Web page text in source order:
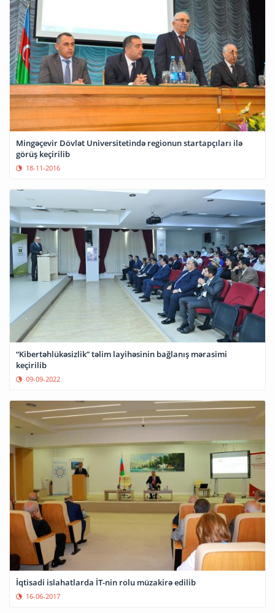
Mingəçevir Dövlət Universitetində regionun startapçıları ilə
görüş keçirilib
18-11-2016
“Kibertəhlükəsizlik” təlim layihəsinin bağlanış mərasimi
keçirilib
09-09-2022
İqtisadi islahatlarda İT-nin rolu müzakirə edilib
16-06-2017